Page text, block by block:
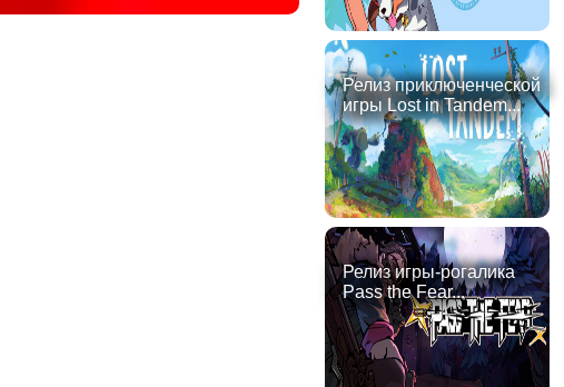
Релиз приключенческой
игры Lost in Tandem...
Релиз игры-рогалика
Pass the Fear...